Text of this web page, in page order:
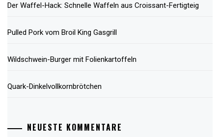
Der Waffel-Hack: Schnelle Waffeln aus Croissant-Fertigteig
Pulled Pork vom Broil King Gasgrill
Wildschwein-Burger mit Folienkartoffeln
Quark-Dinkelvollkornbrötchen
NEUESTE KOMMENTARE